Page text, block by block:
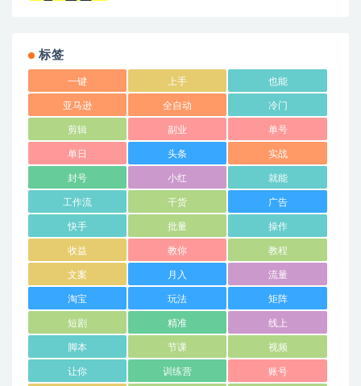
标签
一键 上手 也能
亚马逊 全自动 冷门
剪辑 副业 单号
单日 头条 实战
封号 小红 就能
工作流 干货 广告
快手 批量 操作
收益 教你 教程
文案 月入 流量
淘宝 玩法 矩阵
短剧 精准 线上
脚本 节课 视频
让你 训练营 账号